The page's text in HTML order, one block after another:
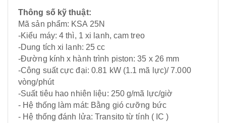
Thông số kỹ thuật:
Mã sản phẩm: KSA 25N
-Kiểu máy: 4 thì, 1 xi lanh, cam treo
-Dung tích xi lanh: 25 cc
-Đường kính x hành trình piston: 35 x 26 mm
-Công suất cực đại: 0.81 kW (1.1 mã lực)/ 7.000
vòng/phút
-Suất tiêu hao nhiên liệu: 250 g/mã lực/giờ
- Hệ thống làm mát: Bằng gió cưỡng bức
- Hệ thống đánh lửa: Transito từ tính ( IC )